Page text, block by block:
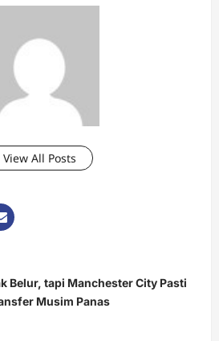
View All Posts
Belur, tapi Manchester City Pasti
Musim Panas